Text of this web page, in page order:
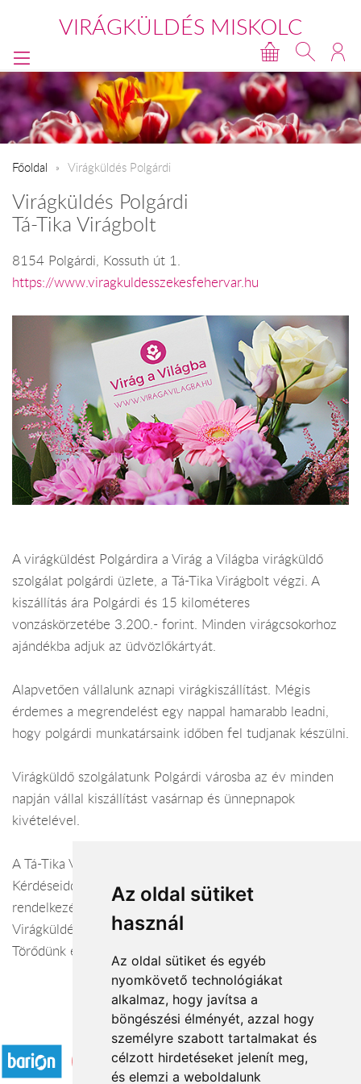
Az oldal sütiket
használ
Az oldal sütiket és egyéb
nyomkövető technológiákat
alkalmaz, hogy javítsa a
böngészési élményét, azzal hogy
személyre szabott tartalmakat és
célzott hirdetéseket jelenít meg,
és elemzi a weboldalunk
VIRÁGKÜLDÉS MISKOLC
Főoldal Virágküldés Polgárdi
Virágküldés Polgárdi
Tá-Tika Virágbolt
8154 Polgárdi, Kossuth út 1.
https://www.viragkuldesszekesfehervar.hu
A virágküldést Polgárdira a Virág a Világba virágküldő
szolgálat polgárdi üzlete, a Tá-Tika Virágbolt végzi. A
kiszállítás ára Polgárdi és 15 kilométeres
vonzáskörzetébe 3.200.- forint. Minden virágcsokorhoz
ajándékba adjuk az üdvözlőkártyát.
Alapvetően vállalunk aznapi virágkiszállítást. Mégis
érdemes a megrendelést egy nappal hamarabb leadni,
hogy polgárdi munkatársaink időben fel tudjanak készülni.
Virágküldő szolgálatunk Polgárdi városba az év minden
napján vállal kiszállítást vasárnap és ünnepnapok
kivételével.
A Tá-Tika Virágbolt webáruháza:
Kérdéseiddel kapcsolatban örömmel állunk
rendelkezésedre.
Virágküldés Polgárdi
Törődünk egymással
Elfogadott fizetési módok